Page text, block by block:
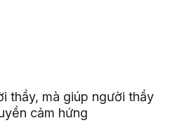
thầy, mà giúp người thầy
cảm hứng